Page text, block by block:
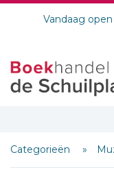
Vandaag
Categorieën